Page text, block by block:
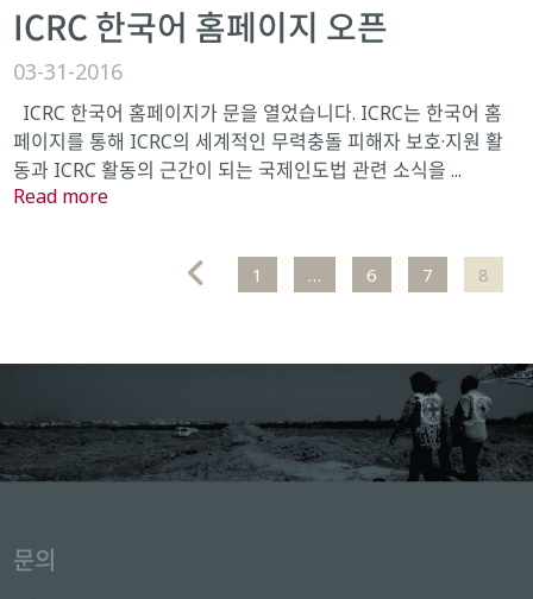
ICRC 한국어 홈페이지 오픈
03-31-2016
ICRC 한국어 홈페이지가 문을 열었습니다. ICRC는 한국어 홈
페이지를 통해 ICRC의 세계적인 무력충돌 피해자 보호·지원 활
동과 ICRC 활동의 근간이 되는 국제인도법 관련 소식을 ...
Read more
1 … 6 7 8
문의